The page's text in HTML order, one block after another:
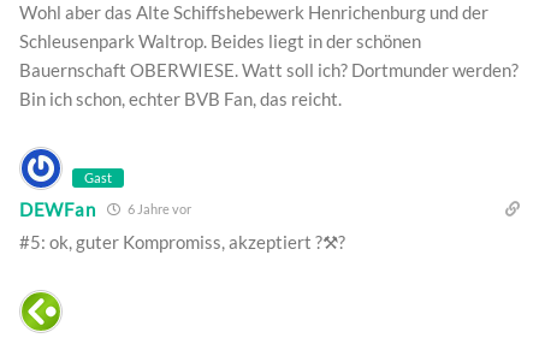
Wohl aber das Alte Schiffshebewerk Henrichenburg und der
Schleusenpark Waltrop. Beides liegt in der schönen
Bauernschaft OBERWIESE. Watt soll ich? Dortmunder werden?
Bin ich schon, echter BVB Fan, das reicht.
Gast
DEWFan 6 Jahre vor
#5: ok, guter Kompromiss, akzeptiert ?⚒?